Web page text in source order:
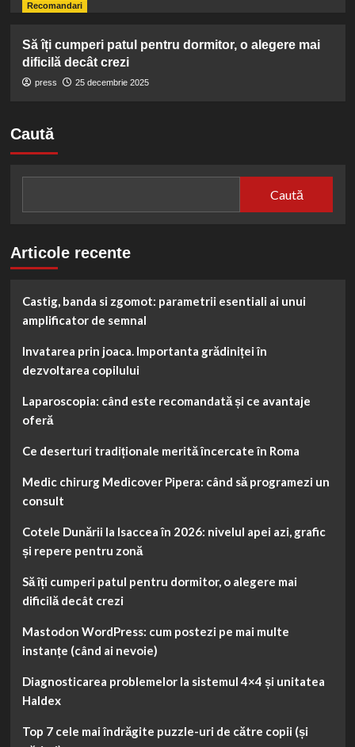
Recomandari
Să îți cumperi patul pentru dormitor, o alegere mai
dificilă decât crezi
press 25 decembrie 2025
Caută
Caută
Articole recente
Castig, banda si zgomot: parametrii esentiali ai unui
amplificator de semnal
Invatarea prin joaca. Importanta grădiniței în
dezvoltarea copilului
Laparoscopia: când este recomandată și ce avantaje
oferă
Ce deserturi tradiționale merită încercate în Roma
Medic chirurg Medicover Pipera: când să programezi un
consult
Cotele Dunării la Isaccea în 2026: nivelul apei azi, grafic
și repere pentru zonă
Să îți cumperi patul pentru dormitor, o alegere mai
dificilă decât crezi
Mastodon WordPress: cum postezi pe mai multe
instanțe (când ai nevoie)
Diagnosticarea problemelor la sistemul 4×4 și unitatea
Haldex
Top 7 cele mai îndrăgite puzzle-uri de către copii (și